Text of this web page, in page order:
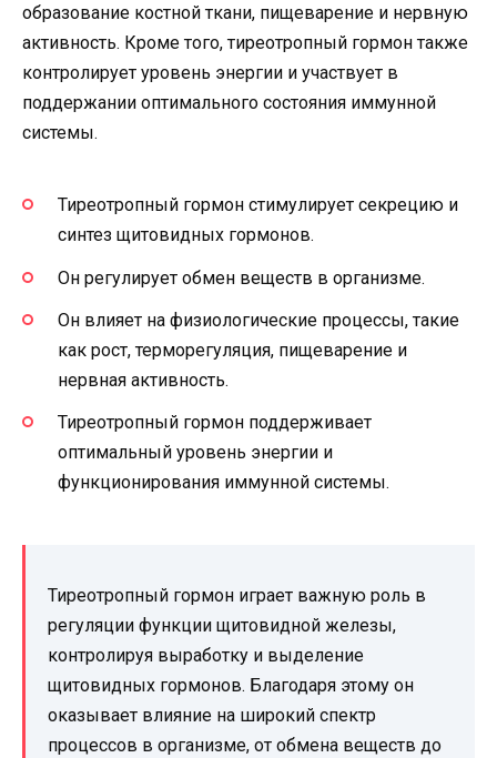
образование костной ткани, пищеварение и нервную
активность. Кроме того, тиреотропный гормон также
контролирует уровень энергии и участвует в
поддержании оптимального состояния иммунной
системы.
Тиреотропный гормон стимулирует секрецию и
синтез щитовидных гормонов.
Он регулирует обмен веществ в организме.
Он влияет на физиологические процессы, такие
как рост, терморегуляция, пищеварение и
нервная активность.
Тиреотропный гормон поддерживает
оптимальный уровень энергии и
функционирования иммунной системы.
Тиреотропный гормон играет важную роль в
регуляции функции щитовидной железы,
контролируя выработку и выделение
щитовидных гормонов. Благодаря этому он
оказывает влияние на широкий спектр
процессов в организме, от обмена веществ до